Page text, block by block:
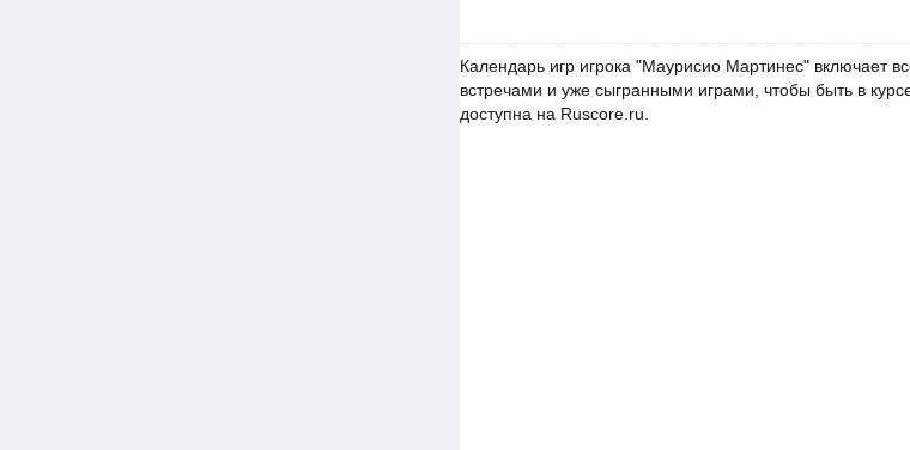
Календарь игр игрока "Маурисио Мартинес" включает
встречами и уже сыгранными играми, чтобы быть в
доступна на Ruscore.ru.